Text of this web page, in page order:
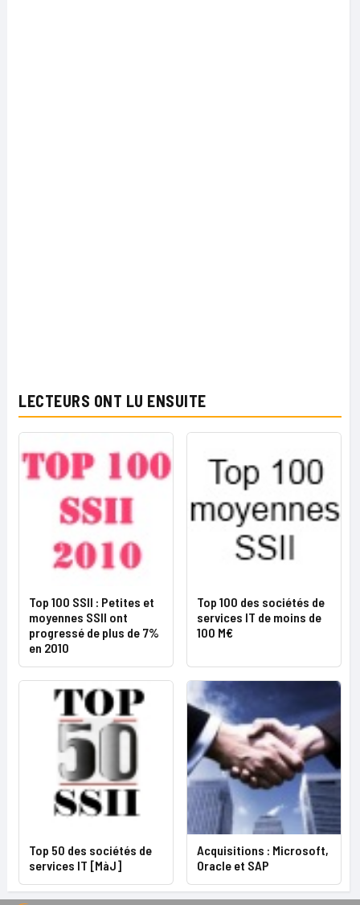
LECTEURS ONT LU ENSUITE
Top 100 SSII : Petites et
moyennes SSII ont
progressé de plus de 7%
en 2010
Top 100 des sociétés de
services IT de moins de
100 M€
Top 50 des sociétés de
services IT [MàJ]
Acquisitions : Microsoft,
Oracle et SAP